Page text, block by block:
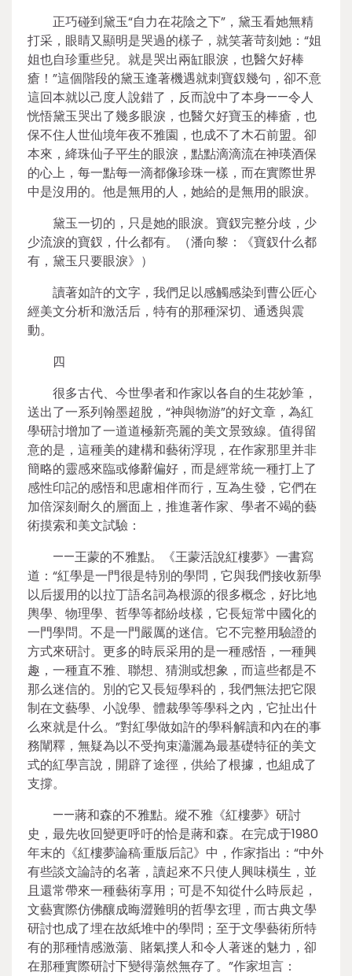
正巧碰到黛玉“自力在花陰之下”，黛玉看她無精
打采，眼睛又顯明是哭過的樣子，就笑著苛刻她：“姐
姐也自珍重些兒。就是哭出兩缸眼淚，也醫欠好棒
瘡！”這個階段的黛玉逢著機遇就刺寶釵幾句，卻不意
這回本就以己度人說錯了，反而說中了本身——令人
恍悟黛玉哭出了幾多眼淚，也醫欠好寶玉的棒瘡，也
保不住人世仙境年夜不雅園，也成不了木石前盟。卻
本來，絳珠仙子平生的眼淚，點點滴滴流在神瑛酒保
的心上，每一點每一滴都像珍珠一樣，而在實際世界
中是沒用的。他是無用的人，她給的是無用的眼淚。
黛玉一切的，只是她的眼淚。寶釵完整分歧，少
少流淚的寶釵，什么都有。（潘向黎：《寶釵什么都
有，黛玉只要眼淚》）
讀著如許的文字，我們足以感觸感染到曹公匠心
經美文分析和激活后，特有的那種深切、通透與震
動。
四
很多古代、今世學者和作家以各自的生花妙筆，
送出了一系列翰墨超脫，“神與物游”的好文章，為紅
學研討增加了一道道極新亮麗的美文景致線。值得留
意的是，這種美的建構和藝術浮現，在作家那里并非
簡略的靈感來臨或修辭偏好，而是經常統一種打上了
感性印記的感悟和思慮相伴而行，互為生發，它們在
加倍深刻耐久的層面上，推進著作家、學者不竭的藝
術摸索和美文試驗：
——王蒙的不雅點。《王蒙活說紅樓夢》一書寫
道：“紅學是一門很是特別的學問，它與我們接收新學
以后援用的以拉丁語名詞為根源的很多概念，好比地
輿學、物理學、哲學等都紛歧樣，它長短常中國化的
一門學問。不是一門嚴厲的迷信。它不完整用驗證的
方式來研討。更多的時辰采用的是一種感悟，一種興
趣，一種直不雅、聯想、猜測或想象，而這些都是不
那么迷信的。別的它又長短學科的，我們無法把它限
制在文藝學、小說學、體裁學等學科之內，它扯出什
么來就是什么。”對紅學做如許的學科解讀和內在的事
務闡釋，無疑為以不受拘束瀟灑為最基礎特征的美文
式的紅學言說，開辟了途徑，供給了根據，也組成了
支撐。
——蔣和森的不雅點。縱不雅《紅樓夢》研討
史，最先收回變更呼吁的恰是蔣和森。在完成于1980
年末的《紅樓夢論稿·重版后記》中，作家指出：“中外
有些談文論詩的名著，讀起來不只使人興味橫生，並
且還常帶來一種藝術享用；可是不知從什么時辰起，
文藝實際仿佛釀成晦澀難明的哲學玄理，而古典文學
研討也成了埋在故紙堆中的學問；至于文學藝術所特
有的那種情感激蕩、賭氣撲人和令人著迷的魅力，卻
在那種實際研討下變得蕩然無存了。”作家坦言：